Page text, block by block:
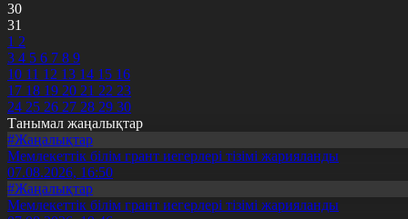
30
31
1 2
3 4 5 6 7 8 9
10 11 12 13 14 15 16
17 18 19 20 21 22 23
24 25 26 27 28 29 30
Танымал жаңалықтар
#Жаңалықтар
Мемлекеттік білім грант иегерлері тізімі жарияланды
07.08.2026, 16:50
#Жаңалықтар
Мемлекеттік білім грант иегерлері тізімі жарияланды